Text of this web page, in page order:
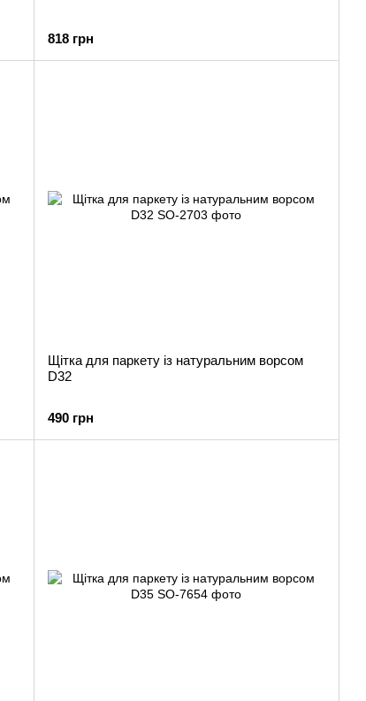
818 грн
Щітка для паркету із натуральним ворсом
D32
490 грн